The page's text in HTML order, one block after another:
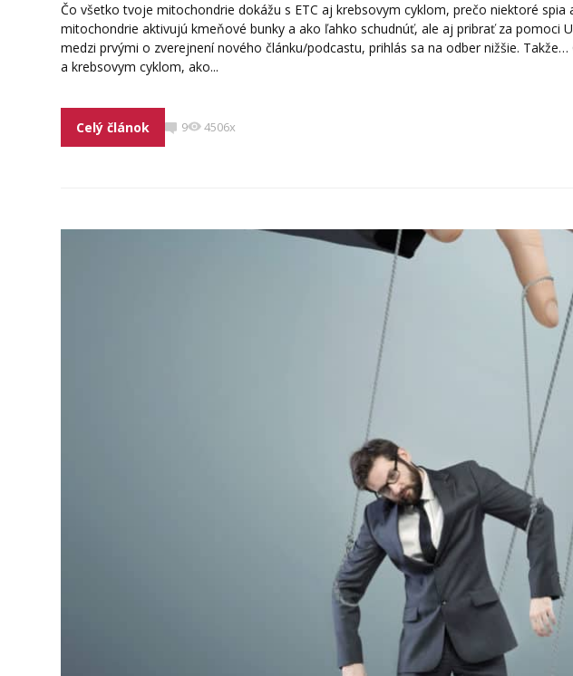
Čo všetko tvoje mitochondrie dokážu s ETC aj krebsovym cyklom, prečo niektoré spia
mitochondrie aktivujú kmeňové bunky a ako ľahko schudnúť, ale aj pribrať za pomoci
medzi prvými o zverejnení nového článku/podcastu, prihlás sa na odber nižšie.
a krebsovym cyklom, ako...
Celý článok 9 4506x